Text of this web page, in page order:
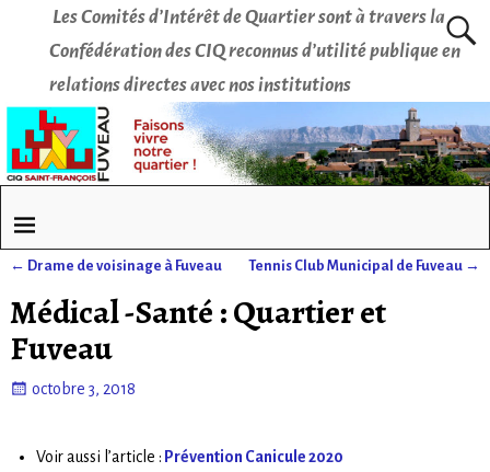
Les Comités d’Intérêt de Quartier sont à travers la
Confédération des CIQ reconnus d’utilité publique en
relations directes avec nos institutions
← Drame de voisinage à Fuveau Tennis Club Municipal de Fuveau →
Médical -Santé : Quartier et
Fuveau
octobre 3, 2018
Voir aussi l’article : Prévention Canicule 2020